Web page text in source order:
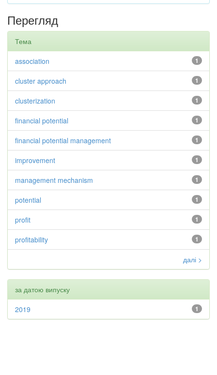
Перегляд
Тема
1
association
1
cluster approach
1
clusterization
1
financial potential
1
financial potential management
1
improvement
1
management mechanism
1
potential
1
profit
1
profitability
далі >
за датою випуску
1
2019